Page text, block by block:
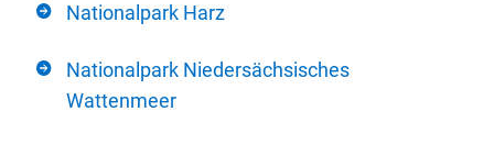
Nationalpark Harz
Nationalpark Niedersächsisches
Wattenmeer